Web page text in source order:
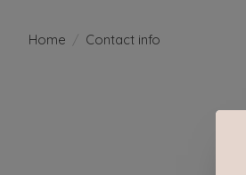
Home / Contact info